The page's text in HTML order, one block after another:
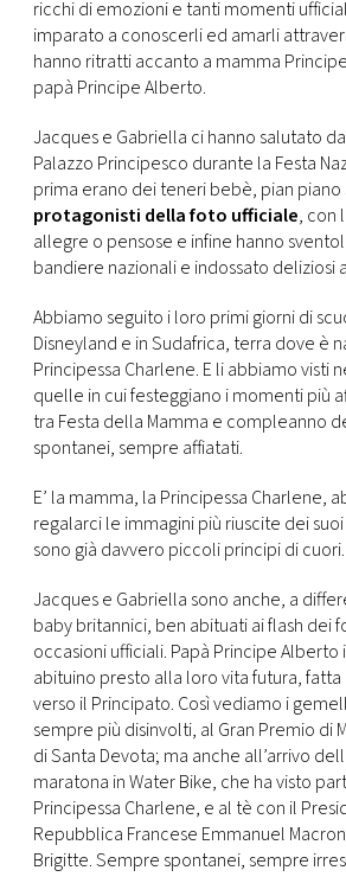
ricchi di emozioni e tanti momenti
imparato a conoscerli ed amarli
hanno ritratti accanto a mamma
papà Principe Alberto.
Jacques e Gabriella ci hanno salutato
Palazzo Principesco durante la Festa
prima erano dei teneri bebè, pian
protagonisti della foto ufficiale, con
allegre o pensose e infine hanno
bandiere nazionali e indossato deliziosi
Abbiamo seguito i loro primi giorni di
Disneyland e in Sudafrica, terra dove è
Principessa Charlene. E li abbiamo visti
quelle in cui festeggiano i momenti più
tra Festa della Mamma e compleanno
spontanei, sempre affiatati.
E’ la mamma, la Principessa Charlene,
regalarci le immagini più riuscite dei
sono già davvero piccoli principi di cuori.
Jacques e Gabriella sono anche, a
baby britannici, ben abituati ai flash dei
occasioni ufficiali. Papà Principe
abituino presto alla loro vita futura,
verso il Principato. Così vediamo i
sempre più disinvolti, al Gran Premio di
di Santa Devota; ma anche all’arrivo
maratona in Water Bike, che ha visto
Principessa Charlene, e al tè con il
Repubblica Francese Emmanuel
Brigitte. Sempre spontanei, sempre